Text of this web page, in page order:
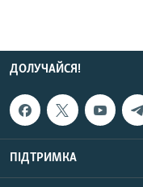
ДОЛУЧАЙСЯ!
ПІДТРИМКА